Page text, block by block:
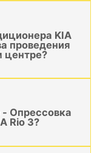
KIA
проведения
центре?
Опрессовка
Rio 3?